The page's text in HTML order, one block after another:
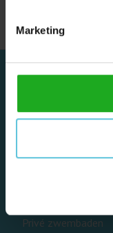
Marketing
Privé zwembaden